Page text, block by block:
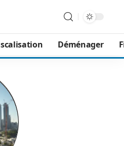
Déménager